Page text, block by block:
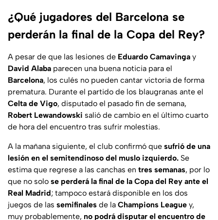
¿Qué jugadores del Barcelona se
perderán la final de la Copa del Rey?
A pesar de que las lesiones de Eduardo Camavinga y
David Alaba parecen una buena noticia para el
Barcelona, los culés no pueden cantar victoria de forma
prematura. Durante el partido de los blaugranas ante el
Celta de Vigo, disputado el pasado fin de semana,
Robert Lewandowski salió de cambio en el último cuarto
de hora del encuentro tras sufrir molestias.
A la mañana siguiente, el club confirmó que sufrió de una
lesión en el semitendinoso del muslo izquierdo. Se
estima que regrese a las canchas en tres semanas, por lo
que no solo se perderá la final de la Copa del Rey ante el
Real Madrid; tampoco estará disponible en los dos
juegos de las semifinales de la Champions League y,
muy probablemente, no podrá disputar el encuentro de